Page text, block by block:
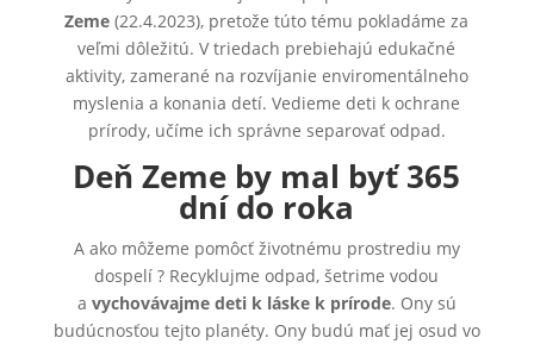
Zeme (22.4.2023), pretože túto tému pokladáme za
veľmi dôležitú. V triedach prebiehajú edukačné
aktivity, zamerané na rozvíjanie enviromentálneho
myslenia a konania detí. Vedieme deti k ochrane
prírody, učíme ich správne separovať odpad.
Deň Zeme by mal byť 365
dní do roka
A ako môžeme pomôcť životnému prostrediu my
dospelí ? Recyklujme odpad, šetrime vodou
a vychovávajme deti k láske k prírode. Ony sú
budúcnosťou tejto planéty. Ony budú mať jej osud vo